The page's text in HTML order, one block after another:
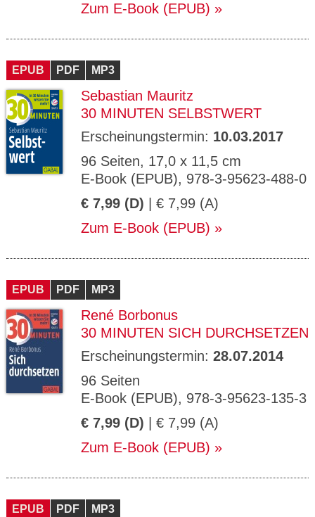
Zum E-Book (EPUB)
EPUB PDF MP3
Sebastian Mauritz
30 MINUTEN SELBSTWERT
Erscheinungstermin: 10.03.2017
96 Seiten, 17,0 x 11,5 cm
E-Book (EPUB), 978-3-95623-488-0
€ 7,99 (D) | € 7,99 (A)
Zum E-Book (EPUB)
EPUB PDF MP3
René Borbonus
30 MINUTEN SICH DURCHSETZEN
Erscheinungstermin: 28.07.2014
96 Seiten
E-Book (EPUB), 978-3-95623-135-3
€ 7,99 (D) | € 7,99 (A)
Zum E-Book (EPUB)
EPUB PDF MP3